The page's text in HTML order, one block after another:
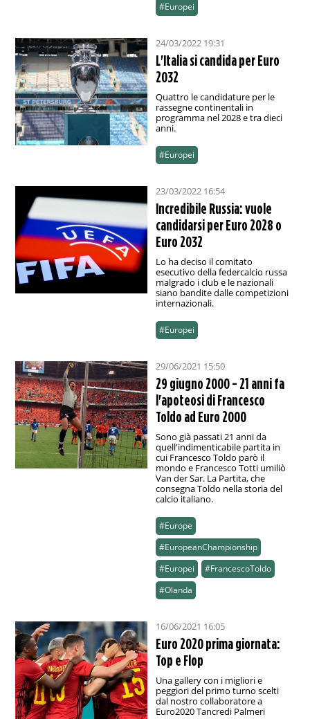
#Europei
24/03/2022 19:31
L'Italia si candida per Euro
2032
Quattro le candidature per le
rassegne continentali in
programma nel 2028 e tra dieci
anni.
#Europei
23/03/2022 16:54
Incredibile Russia: vuole
candidarsi per Euro 2028 o
Euro 2032
Lo ha deciso il comitato
esecutivo della federcalcio russa
malgrado i club e le nazionali
siano bandite dalle competizioni
internazionali.
#Europei
29/06/2021 15:50
29 giugno 2000 - 21 anni fa
l'apoteosi di Francesco
Toldo ad Euro 2000
Sono già passati 21 anni da
quell'indimenticabile partita in
cui Francesco Toldo parò il
mondo e Francesco Totti umiliò
Van der Sar. La Partita, che
consegna Toldo nella storia del
calcio italiano.
#Europe
#EuropeanChampionship
#Europei
#FrancescoToldo
#Olanda
16/06/2021 16:05
Euro 2020 prima giornata:
Top e Flop
Una gallery con i migliori e
peggiori del primo turno scelti
dal nostro collaboratore a
Euro2020 Tancredi Palmeri